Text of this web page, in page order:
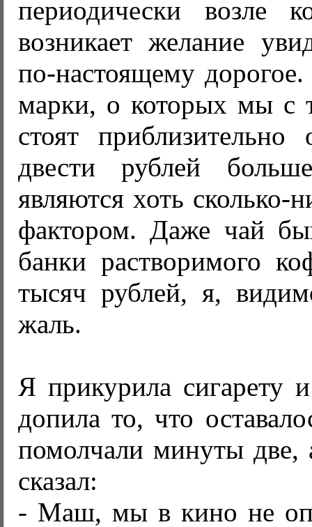
периодически возле
возникает желание
по-настоящему
марки, о которых мы с
стоят приблизительно
двести рублей
являются хоть сколько-
фактором. Даже чай
банки растворимого
тысяч рублей, я,
жаль.
Я прикурила сигарету
допила то, что
помолчали минуты две,
сказал:
- Маш, мы в кино не